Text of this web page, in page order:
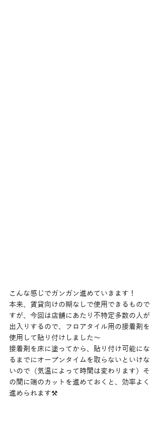
こんな感じでガンガン進めていきます！
本来、賃貸向けの糊なしで使用できるもので
すが、今回は店舗にあたり不特定多数の人が
出入りするので、フロアタイル用の接着剤を
使用して貼り付けしました〜
接着剤を床に塗ってから、貼り付け可能にな
るまでにオープンタイムを取らないといけな
いので（気温によって時間は変わります）そ
の間に端のカットを進めておくと、効率よく
進められます⚒️